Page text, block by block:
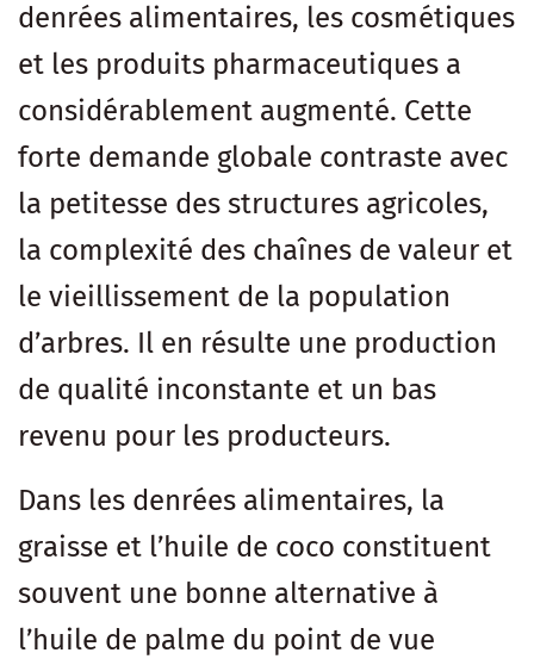
denrées alimentaires, les cosmétiques
et les produits pharmaceutiques a
considérablement augmenté. Cette
forte demande globale contraste avec
la petitesse des structures agricoles,
la complexité des chaînes de valeur et
le vieillissement de la population
d’arbres. Il en résulte une production
de qualité inconstante et un bas
revenu pour les producteurs.
Dans les denrées alimentaires, la
graisse et l’huile de coco constituent
souvent une bonne alternative à
l’huile de palme du point de vue